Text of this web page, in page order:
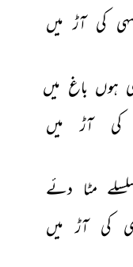
کی آڑ میں
ہوں باغ میں
کی
آڑ میں
مٹا دئے
کی آڑ میں